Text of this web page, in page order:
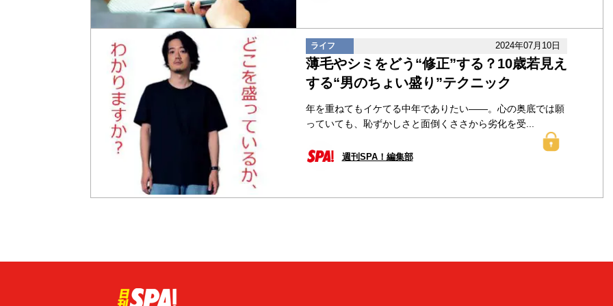
ライフ 2024年07月10日
薄毛やシミをどう“修正”する？10歳若見え
する“男のちょい盛り”テクニック
年を重ねてもイケてる中年でありたい――。心の奥底では願
っていても、恥ずかしさと面倒くささから劣化を受...
週刊SPA！編集部